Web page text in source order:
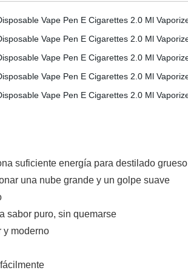
suficiente energía para destilado grueso
una nube grande y un golpe suave
sabor puro, sin quemarse
y moderno